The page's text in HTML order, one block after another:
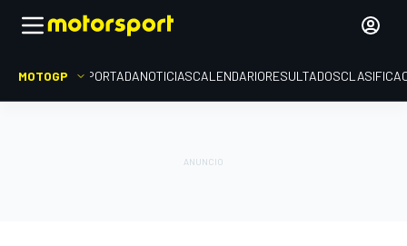
MOTOGP PORTADANOTICIASCALENDARIORESULTADOS